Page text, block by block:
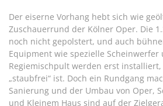
Der eiserne Vorhang hebt sich wie
Zuschauerrund der Kölner Oper. Die
noch nicht gepolstert, und auch
Equipment wie spezielle Scheinwerfer
Regiemischpult werden erst installiert,
„staubfrei“ ist. Doch ein Rundgang
Sanierung und der Umbau von Oper,
und Kleinem Haus sind auf der